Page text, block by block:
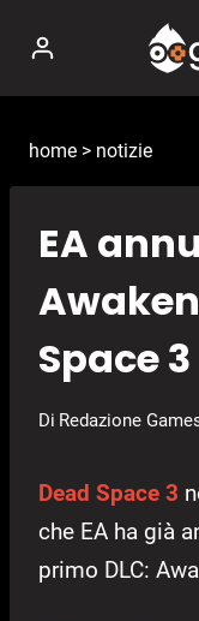
contenuto
home > notizie
EA
Space 3
Di Redazione
Dead Space 3
che EA ha già
primo DLC: